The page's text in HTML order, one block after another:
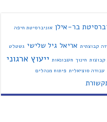
בר-אילן אוניברסיטת חיפה
קבוצתית אריאל גיל שלישי גשטלט
קבוצות חינוך חשבונאות ייעוץ ארגוני
עבודה סוציאלית פיתוח מנהלים